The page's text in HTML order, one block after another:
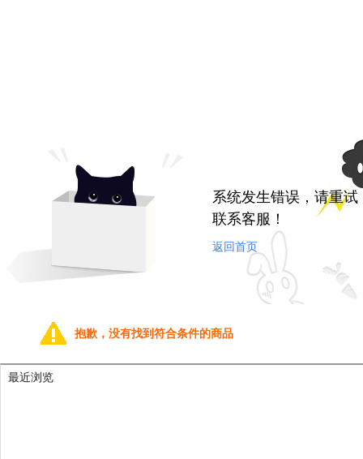
系统发生错误，请重
联系客服！
返回首页
抱歉，没有找到符合条件的商品
最近浏览